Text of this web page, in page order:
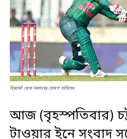
ক্রিকেট থেকে অবসরের ঘোষণা তামিমের
আজ (বৃহস্পতিবার)
টাওয়ার ইনে সংবাদ